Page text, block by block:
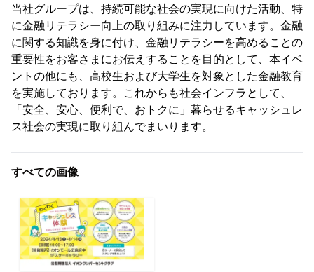
当社グループは、持続可能な社会の実現に向けた活動、特
に金融リテラシー向上の取り組みに注力しています。金融
に関する知識を身に付け、金融リテラシーを高めることの
重要性をお客さまにお伝えすることを目的として、本イベ
ントの他にも、高校生および大学生を対象とした金融教育
を実施しております。これからも社会インフラとして、
「安全、安心、便利で、おトクに」暮らせるキャッシュレ
ス社会の実現に取り組んでまいります。
すべての画像